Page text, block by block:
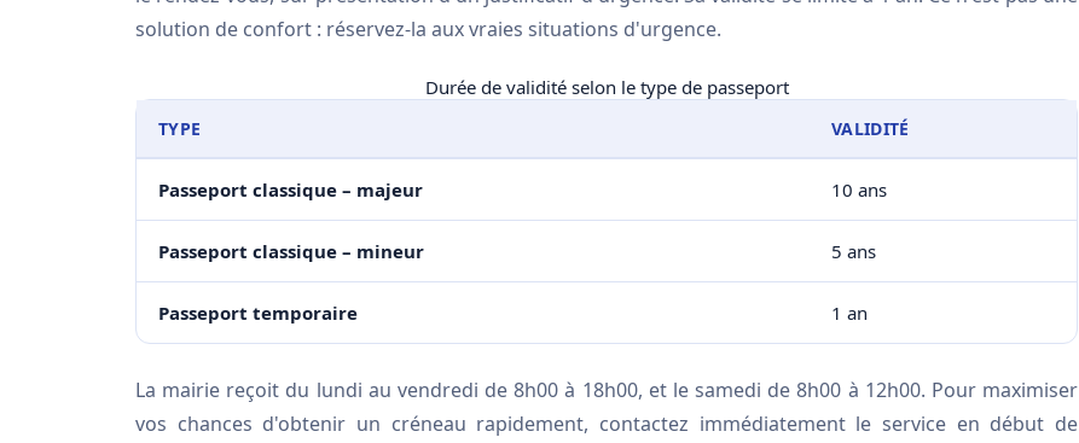
solution de confort : réservez-la aux vraies situations d'urgence.
Durée de validité selon le type de passeport
TYPE VALIDITÉ
Passeport classique – majeur 10 ans
Passeport classique – mineur 5 ans
Passeport temporaire 1 an
La mairie reçoit du lundi au vendredi de 8h00 à 18h00, et le samedi de 8h00 à 12h00. Pour maximiser
vos chances d'obtenir un créneau rapidement, contactez immédiatement le service en début de